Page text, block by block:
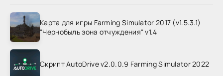
Карта для игры Farming Simulator 2017 (v1.5.3.1)
"Чернобыль зона отчуждения" v1.4
Скрипт AutoDrive v2.0.0.9 Farming Simulator 2022